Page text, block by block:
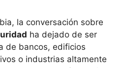
la conversación sobre
ha dejado de ser
de bancos, edificios
o industrias altamente